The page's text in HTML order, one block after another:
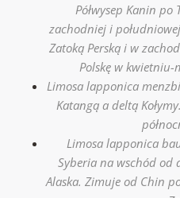
Półwysep Kanin
zachodniej i
Zatoką Perską i w
Polskę w
Limosa lapponica
Katangą a deltą
Limosa lapponica
Syberia na wschód od
Alaska. Zimuje od Chin